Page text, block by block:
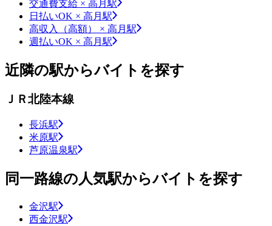
交通費支給 × 高月駅
日払いOK × 高月駅
高収入（高額） × 高月駅
週払いOK × 高月駅
近隣の駅からバイトを探す
ＪＲ北陸本線
長浜駅
米原駅
芦原温泉駅
同一路線の人気駅からバイトを探す
金沢駅
西金沢駅